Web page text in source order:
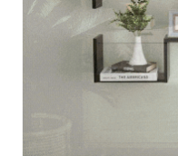
JUSTERBAR HØJDE OG RYGLÆN
Maks. bæreevne